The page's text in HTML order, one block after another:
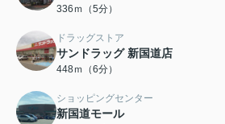
336ｍ（5分）
ドラッグストア
サンドラッグ 新国道店
448ｍ（6分）
ショッピングセンター
新国道モール